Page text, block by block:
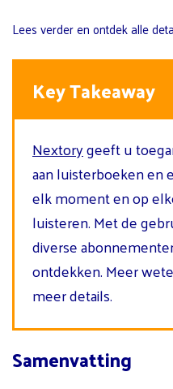
Lees verder en ontdek alle
Key Takeaway
Nextorygeeft u
aan luisterboeken en
elk moment en op
luisteren. Met de
diverse
ontdekken. Meer
meer details.
Samenvatting